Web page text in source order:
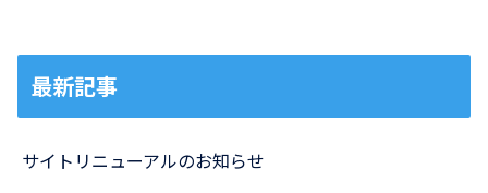
最新記事
サイトリニューアルのお知らせ